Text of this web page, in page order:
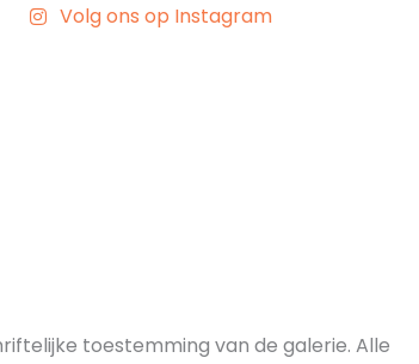
Volg ons op Instagram
toestemming van de galerie. Alle